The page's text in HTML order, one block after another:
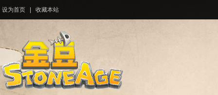
设为首页 收藏本站